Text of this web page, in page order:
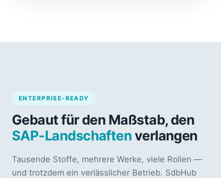
ENTERPRISE-READY
Gebaut für den Maßstab, den
SAP-Landschaftenverlangen
Tausende Stoffe, mehrere Werke, viele Rollen —
und trotzdem ein verlässlicher Betrieb. SdbHub